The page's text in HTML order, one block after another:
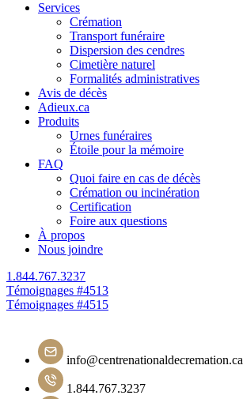
Services
Crémation
Transport funéraire
Dispersion des cendres
Cimetière naturel
Formalités administratives
Avis de décès
Adieux.ca
Produits
Urnes funéraires
Étoile pour la mémoire
FAQ
Quoi faire en cas de décès
Crémation ou incinération
Certification
Foire aux questions
À propos
Nous joindre
1.844.767.3237
Navigation
de
l'article
Témoignages #4513
Témoignages #4515
info@centrenationaldecremation.ca
1.844.767.3237